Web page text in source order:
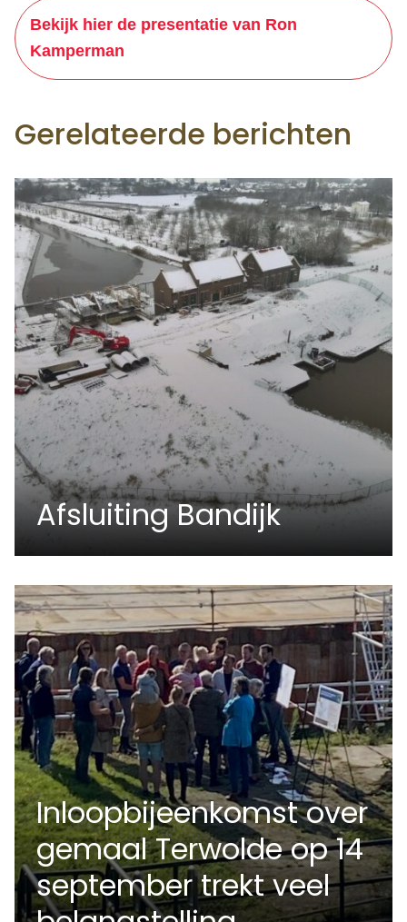
Bekijk hier de presentatie van Ron
Kamperman
Gerelateerde berichten
Afsluiting Bandijk
Inloopbijeenkomst over
gemaal Terwolde op 14
september trekt veel